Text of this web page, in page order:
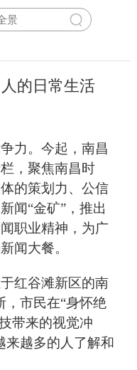
的日常生活
力。今起，南昌
，聚焦南昌时
的策划力、公信
闻“金矿”，推出
职业精神，为广
闻大餐。
红谷滩新区的南
，市民在“身怀绝
带来的视觉冲
来越多的人了解和